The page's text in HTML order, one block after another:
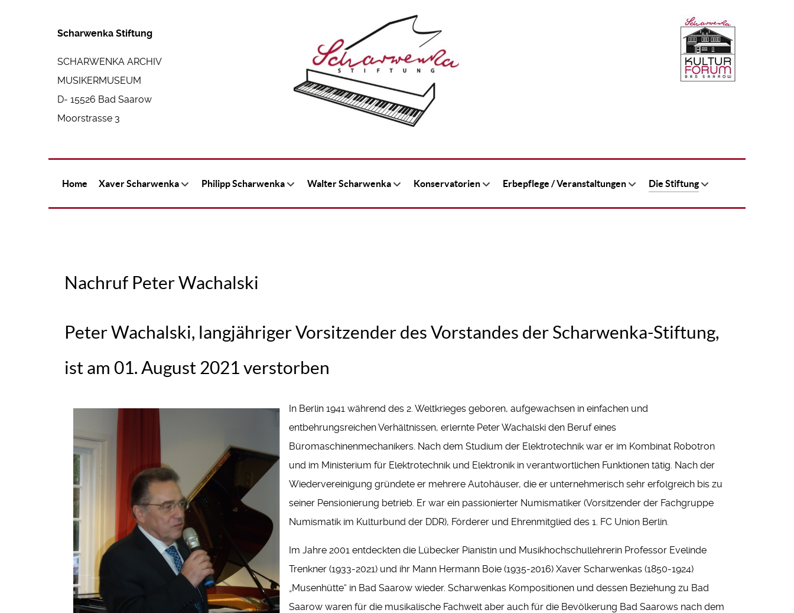
Scharwenka Stiftung
SCHARWENKA ARCHIV
MUSIKERMUSEUM
D- 15526 Bad Saarow
Moorstrasse 3
Home Xaver Scharwenka Philipp Scharwenka Walter Scharwenka Konservatorien Erbepflege / Veranstaltungen Die Stiftung
Nachruf Peter Wachalski
Peter Wachalski, langjähriger Vorsitzender des Vorstandes der Scharwenka-Stiftung,
ist am 01. August 2021 verstorben
In Berlin 1941 während des 2. Weltkrieges geboren, aufgewachsen in einfachen und
entbehrungsreichen Verhältnissen, erlernte Peter Wachalski den Beruf eines
Büromaschinenmechanikers. Nach dem Studium der Elektrotechnik war er im Kombinat Robotron
und im Ministerium für Elektrotechnik und Elektronik in verantwortlichen Funktionen tätig. Nach der
Wiedervereinigung gründete er mehrere Autohäuser, die er unternehmerisch sehr erfolgreich bis zu
seiner Pensionierung betrieb. Er war ein passionierter Numismatiker (Vorsitzender der Fachgruppe
Numismatik im Kulturbund der DDR), Förderer und Ehrenmitglied des 1. FC Union Berlin.
Im Jahre 2001 entdeckten die Lübecker Pianistin und Musikhochschullehrerin Professor Evelinde
Trenkner (1933-2021) und ihr Mann Hermann Boie (1935-2016) Xaver Scharwenkas (1850-1924)
„Musenhütte“ in Bad Saarow wieder. Scharwenkas Kompositionen und dessen Beziehung zu Bad
Saarow waren für die musikalische Fachwelt aber auch für die Bevölkerung Bad Saarows nach dem